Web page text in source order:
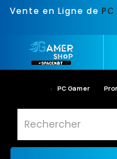
Vente en Ligne de
PC Gamer